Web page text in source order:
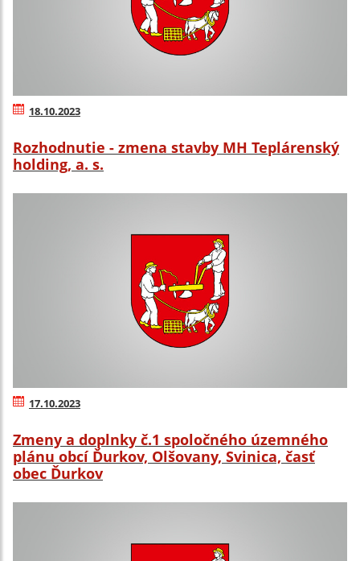
18.10.2023
Rozhodnutie - zmena stavby MH Teplárenský
holding, a. s.
17.10.2023
Zmeny a doplnky č.1 spoločného územného
plánu obcí Ďurkov, Olšovany, Svinica, časť
obec Ďurkov